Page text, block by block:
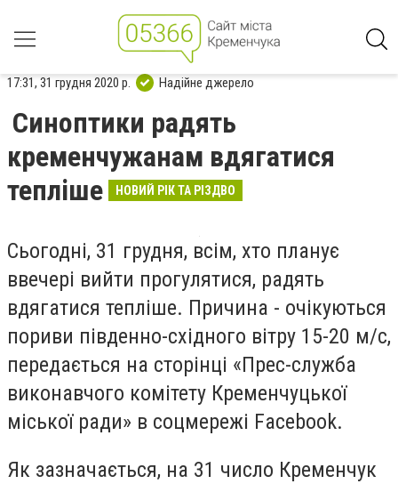
17:31, 31 грудня 2020 р. Надійне джерело
Синоптики радять
кременчужанам вдягатися
тепліше
НОВИЙ РІК ТА РІЗДВО
Сьогодні, 31 грудня, всім, хто планує
ввечері вийти прогулятися, радять
вдягатися тепліше. Причина - очікуються
пориви південно-східного вітру 15-20 м/с,
передається на сторінці «Прес-служба
виконавчого комітету Кременчуцької
міської ради» в соцмережі Facebook.
Як зазначається, на 31 число Кременчук